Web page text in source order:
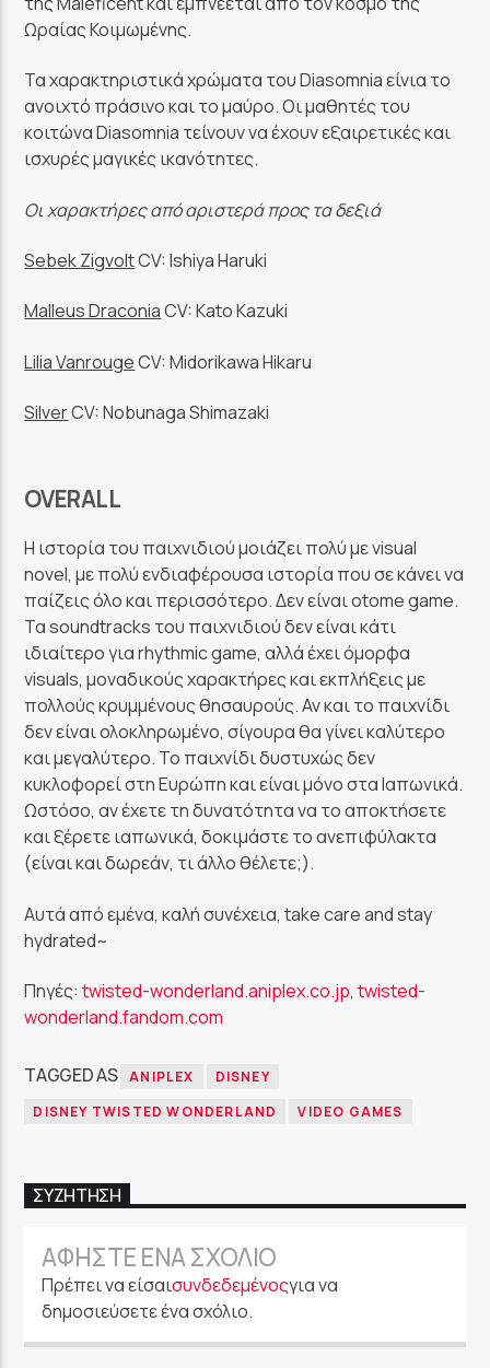
Ωραίας Κοιμωμένης.
Τα χαρακτηριστικά χρώματα του Diasomnia είνια το
ανοιχτό πράσινο και το μαύρο. Οι μαθητές του
κοιτώνα Diasomnia τείνουν να έχουν εξαιρετικές και
ισχυρές μαγικές ικανότητες.
Οι χαρακτήρες από αριστερά προς τα δεξιά
Sebek ZigvoltCV: Ishiya Haruki
Malleus DraconiaCV: Kato Kazuki
Lilia VanrougeCV: Midorikawa Hikaru
SilverCV: Nobunaga Shimazaki
OVERALL
Η ιστορία του παιχνιδιού μοιάζει πολύ με visual
novel, με πολύ ενδιαφέρουσα ιστορία που σε κάνει να
παίζεις όλο και περισσότερο. Δεν είναι otome game.
Τα soundtracks του παιχνιδιού δεν είναι κάτι
ιδιαίτερο για rhythmic game, αλλά έχει όμορφα
visuals, μοναδικούς χαρακτήρες και εκπλήξεις με
πολλούς κρυμμένους θησαυρούς. Αν και το παιχνίδι
δεν είναι ολοκληρωμένο, σίγουρα θα γίνει καλύτερο
και μεγαλύτερο. Το παιχνίδι δυστυχώς δεν
κυκλοφορεί στη Ευρώπη και είναι μόνο στα Ιαπωνικά.
Ωστόσο, αν έχετε τη δυνατότητα να το αποκτήσετε
και ξέρετε ιαπωνικά, δοκιμάστε το ανεπιφύλακτα
(είναι και δωρεάν, τι άλλο θέλετε;).
Αυτά από εμένα, καλή συνέχεια, take care and stay
hydrated~
Πηγές:twisted-wonderland.aniplex.co.jp,twisted-
wonderland.fandom.com
TAGGED AS ANIPLEX
DISNEY
DISNEY TWISTED WONDERLAND
VIDEO GAMES
ΣΥΖΉΤΗΣΗ
ΑΦΉΣΤΕ ΈΝΑ ΣΧΌΛΙΟ
Πρέπει να είσαισυνδεδεμένοςγια να
δημοσιεύσετε ένα σχόλιο.